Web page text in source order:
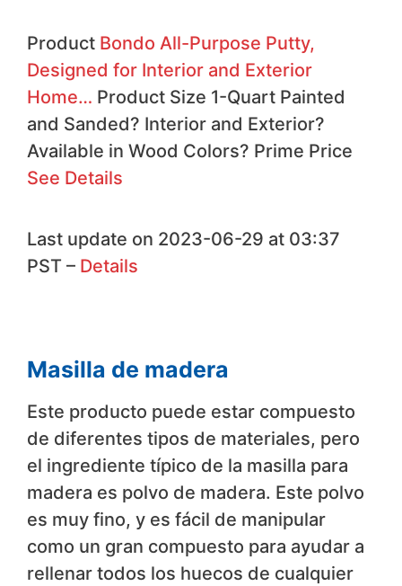
Product Bondo All-Purpose Putty,
Designed for Interior and Exterior
Home… Product Size 1-Quart Painted
and Sanded? Interior and Exterior?
Available in Wood Colors? Prime Price
See Details
Last update on 2023-06-29 at 03:37
PST – Details
Masilla de madera
Este producto puede estar compuesto
de diferentes tipos de materiales, pero
el ingrediente típico de la masilla para
madera es polvo de madera. Este polvo
es muy fino, y es fácil de manipular
como un gran compuesto para ayudar a
rellenar todos los huecos de cualquier